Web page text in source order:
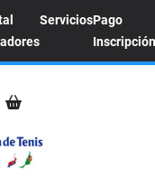
ServiciosPago
Inscripción